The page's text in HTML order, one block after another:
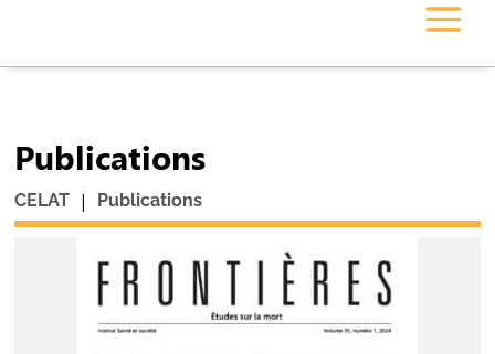
Publications
CELAT | Publications